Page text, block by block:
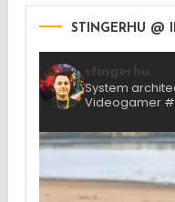
STINGERHU @
System
Videogamer